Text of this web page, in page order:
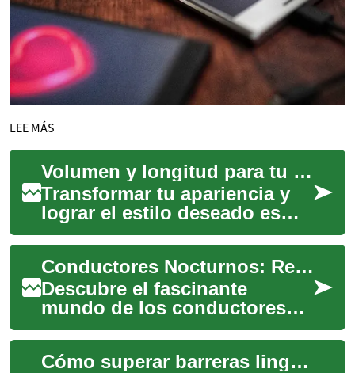
LEE MÁS
Volumen y longitud para tu look soñado.
Transformar tu apariencia y
lograr el estilo deseado es
más accesible de lo que
imaginas. Las pelucas
ofrecen una sol...
Conductores Nocturnos: Retos y Recompensas en Logística
Descubre el fascinante
mundo de los conductores
nocturnos en el sector
logístico. Desde los
requisitos esenciales has...Cómo superar barreras lingüísticas en citas internacionales